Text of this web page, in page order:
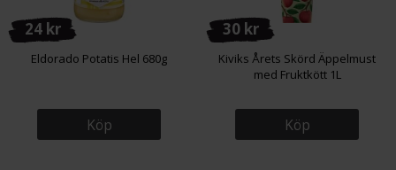
24 kr
Eldorado Potatis Hel 680g
Köp
30 kr
Kiviks Årets Skörd Äppelmust
med Fruktkött 1L
Köp